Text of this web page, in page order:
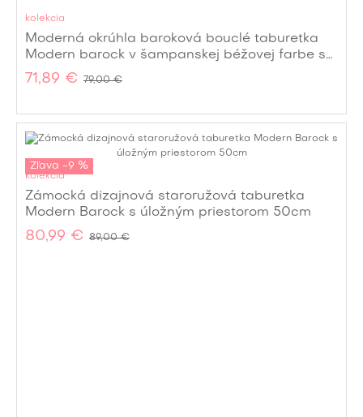
kolekcia
Moderná okrúhla baroková bouclé taburetka
Modern barock v šampanskej béžovej farbe s
úložným priestorom 50 cm
71,89 € 79,00 €
Zľava -9 %
kolekcia
Zámocká dizajnová staroružová taburetka
Modern Barock s úložným priestorom 50cm
80,99 € 89,00 €